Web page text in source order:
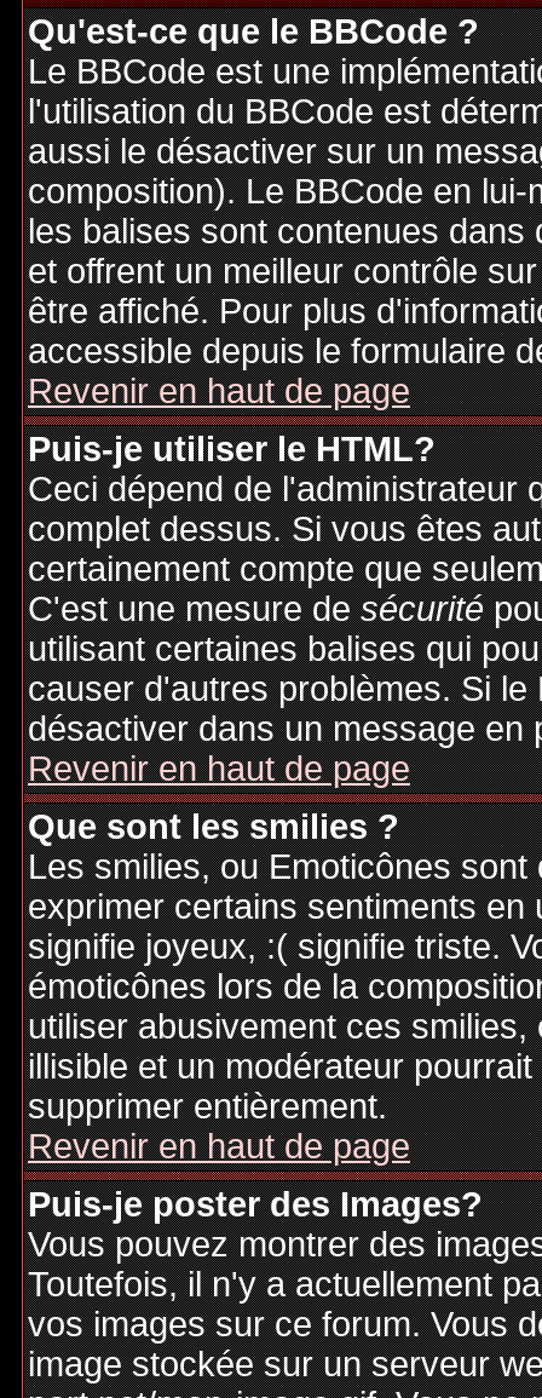
Qu'est-ce que le BBCode ?
Le BBCode est une
l'utilisation du BBCode est
aussi le désactiver sur un
composition). Le BBCode en
les balises sont contenues
et offrent un meilleur contrôle
être affiché. Pour plus
accessible depuis le formulaire
Revenir en haut de page
Puis-je utiliser le HTML?
Ceci dépend de l'administrateur
complet dessus. Si vous êtes
certainement compte que
C'est une mesure desécurité
utilisant certaines balises qui
causer d'autres problèmes. Si
désactiver dans un message en
Revenir en haut de page
Que sont les smilies ?
Les smilies, ou Emoticônes
exprimer certains sentiments
signifie joyeux, :( signifie triste.
émoticônes lors de la
utiliser abusivement ces
illisible et un modérateur
supprimer entièrement.
Revenir en haut de page
Puis-je poster des Images?
Vous pouvez montrer des
Toutefois, il n'y a actuellement
vos images sur ce forum. Vous
image stockée sur un serveur